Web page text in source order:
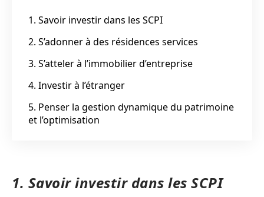
1. Savoir investir dans les SCPI
2. S’adonner à des résidences services
3. S’atteler à l’immobilier d’entreprise
4. Investir à l’étranger
5. Penser la gestion dynamique du patrimoine
et l’optimisation
1. Savoir investir dans les SCPI